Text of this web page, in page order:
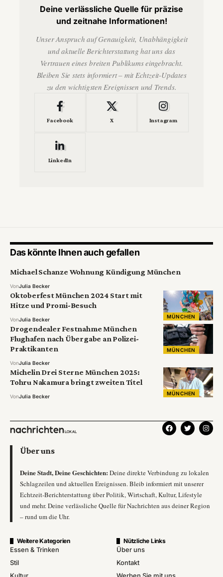
Deine verlässliche Quelle für präzise
und zeitnahe Informationen!
Unser Anspruch auf Genauigkeit, Unabhängigkeit
und aktuelle Berichterstattung hat uns das
Vertrauen eines breiten Publikums eingebracht.
Bleiben Sie stets informiert – mit Echtzeit-Updates
zu den wichtigsten Ereignissen und Trends.
Facebook X Instagram
LinkedIn
Das könnte Ihnen auch gefallen
Michael Schanze Wohnung Kündigung München
VonJulia Becker
MÜNCHEN
Oktoberfest München 2024 Start mit
Hitze und Promi-Besuch
VonJulia Becker
MÜNCHEN
Drogendealer Festnahme München
Flughafen nach Übergabe an Polizei-
Praktikanten
VonJulia Becker
MÜNCHEN
Michelin Drei Sterne München 2025:
Tohru Nakamura bringt zweiten Titel
VonJulia Becker
Über uns
Deine Stadt, Deine Geschichten: Deine direkte Verbindung zu lokalen
Schlagzeilen und aktuellen Ereignissen. Bleib informiert mit unserer
Echtzeit-Berichterstattung über Politik, Wirtschaft, Kultur, Lifestyle
und mehr. Deine verlässliche Quelle für Nachrichten aus deiner Region
– rund um die Uhr.
Weitere Kategorien
Essen & Trinken
Stil
Nützliche Links
Über uns
Kontakt